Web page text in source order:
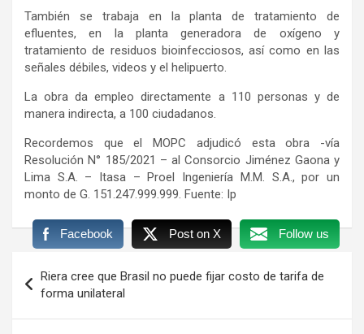
También se trabaja en la planta de tratamiento de
efluentes, en la planta generadora de oxígeno y
tratamiento de residuos bioinfecciosos, así como en las
señales débiles, videos y el helipuerto.
La obra da empleo directamente a 110 personas y de
manera indirecta, a 100 ciudadanos.
Recordemos que el MOPC adjudicó esta obra -vía
Resolución N° 185/2021 – al Consorcio Jiménez Gaona y
Lima S.A. – Itasa – Proel Ingeniería M.M. S.A., por un
monto de G. 151.247.999.999. Fuente: Ip
Facebook Post on X Follow us
de
entradas
Riera cree que Brasil no puede fijar costo de tarifa de
forma unilateral